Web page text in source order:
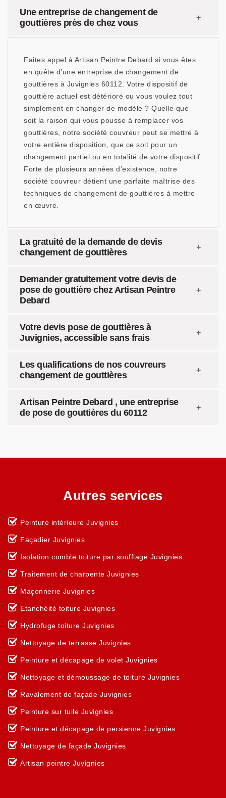
Une entreprise de changement de
gouttières près de chez vous
Faites appel à Artisan Peintre Debard si vous êtes
en quête d’une entreprise de changement de
gouttières à Juvignies 60112. Votre dispositif de
gouttière actuel est détérioré ou vous voulez tout
simplement en changer de modèle ? Quelle que
soit la raison qui vous pousse à remplacer vos
gouttières, notre société couvreur peut se mettre à
votre entière disposition, que ce soit pour un
changement partiel ou en totalité de votre dispositif.
Forte de plusieurs années d’existence, notre
société couvreur détient une parfaite maîtrise des
techniques de changement de gouttières à mettre
en œuvre.
La gratuité de la demande de devis
changement de gouttières
Demander gratuitement votre devis de
pose de gouttière chez Artisan Peintre
Debard
Votre devis pose de gouttières à
Juvignies, accessible sans frais
Les qualifications de nos couvreurs
changement de gouttières
Artisan Peintre Debard , une entreprise
de pose de gouttières du 60112
Autres services
Peinture intérieure Juvignies
Façadier Juvignies
Isolation comble toiture par soufflage Juvignies
Traitement de charpente Juvignies
Maçonnerie Juvignies
Etanchéité toiture Juvignies
Hydrofuge toiture Juvignies
Nettoyage de terrasse Juvignies
Peinture et décapage de volet Juvignies
Nettoyage et démoussage de toiture Juvignies
Ravalement de façade Juvignies
Peinture sur tuile Juvignies
Peinture et décapage de persienne Juvignies
Nettoyage de façade Juvignies
Artisan peintre Juvignies